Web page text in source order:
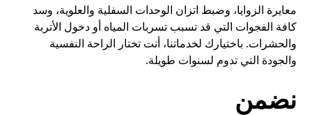
معايرة الزوايا، وضبط اتزان الوحدات السفلية والعلوية، وسد
كافة الفجوات التي قد تسبب تسربات المياه أو دخول الأتربة
والحشرات. باختيارك لخدماتنا، أنت تختار الراحة النفسية
والجودة التي تدوم لسنوات طويلة.
نضمن